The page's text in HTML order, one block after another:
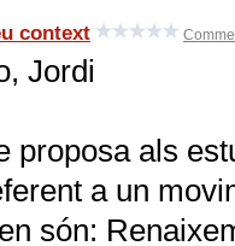
context
Jordi
proposa als
a un
són: